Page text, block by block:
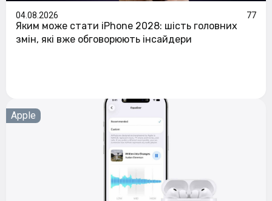
04.08.2026 77
Яким може стати iPhone 2028: шість головних
змін, які вже обговорюють інсайдери
Apple